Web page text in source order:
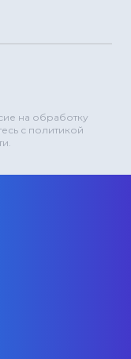
на обработку
с политикой